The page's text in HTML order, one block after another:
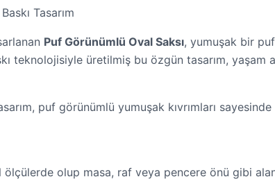
Tasarım
Puf Görünümlü Oval Saksı, yumuşak bir
teknolojisiyle üretilmiş bu özgün tasarım, yaşam
tasarım, puf görünümlü yumuşak kıvrımları
olup masa, raf veya pencere önü gibi